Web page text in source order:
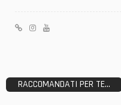
RACCOMANDATI PER TE...